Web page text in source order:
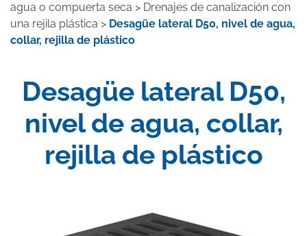
agua o compuerta seca > Drenajes de canalización con
una rejila plástica > Desagüe lateral D50, nivel de agua,
collar, rejilla de plástico
Desagüe lateral D50,
nivel de agua, collar,
rejilla de plástico